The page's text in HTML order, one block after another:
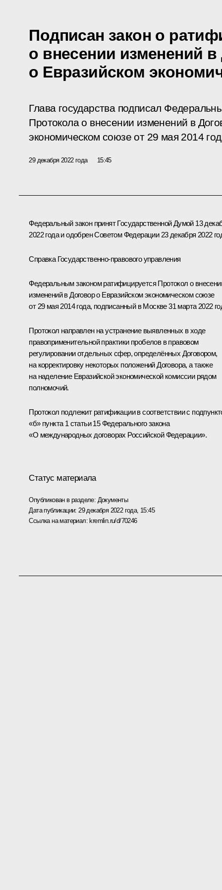
Подписан закон о
о внесении изменений
о Евразийском
Глава государства подписал
Протокола о внесении изменений в
экономическом союзе от 29 мая 2014
29 декабря 2022 года 15:45
Федеральный закон принят Государственной Думой 13
2022 года и одобрен Советом Федерации 23 декабря 2022
Справка Государственно-правового управления
Федеральным законом ратифицируется Протокол о
изменений в Договор о Евразийском экономическом союзе
от 29 мая 2014 года, подписанный в Москве 31 марта 2022
Протокол направлен на устранение выявленных в ходе
правоприменительной практики пробелов в правовом
регулировании отдельных сфер, определённых Договором,
на корректировку некоторых положений Договора, а также
на наделение Евразийской экономической комиссии рядом
полномочий.
Протокол подлежит ратификации в соответствии с
«б» пункта 1 статьи 15 Федерального закона
«О международных договорах Российской Федерации».
Статус материала
Опубликован в разделе: Документы
Дата публикации: 29 декабря 2022 года, 15:45
Ссылка на материал: kremlin.ru/d/70246